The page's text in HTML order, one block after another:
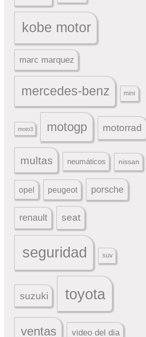
kobe motor
marc marquez
mercedes-benz mini
moto3 motogp motorrad
multas neumáticos nissan
opel peugeot porsche
renault seat
seguridad suv
suzuki toyota
ventas video del dia